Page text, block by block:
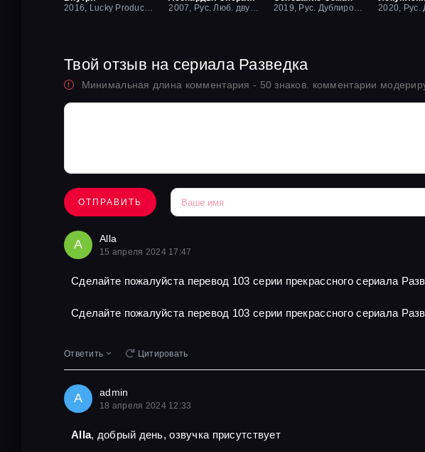
Твой отзыв на сериала Разведка
Минимальная длина комментария - 50 знаков. комментарии
ОТПРАВИТЬ
A Alla
15 апреля 2024 17:47
Сделайте пожалуйста перевод 103 серии прекрассного сериала
Сделайте пожалуйста перевод 103 серии прекрассного сериала
Ответить Цитировать
A admin
18 апреля 2024 12:33
Alla, добрый день, озвучка присутствует